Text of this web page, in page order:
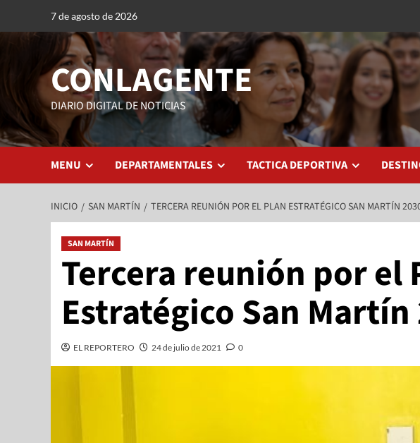
7 de agosto de 2026
CONLAGENTE
DIARIO DIGITAL DE NOTICIAS
MENU DEPARTAMENTALES TACTICA DEPORTIVA
INICIO SAN MARTÍN TERCERA REUNIÓN POR EL PLAN ESTRATÉGICO SAN MARTÍN
SAN MARTÍN
Tercera reunión por el
Estratégico San Martín
EL REPORTERO 24 de julio de 2021 0